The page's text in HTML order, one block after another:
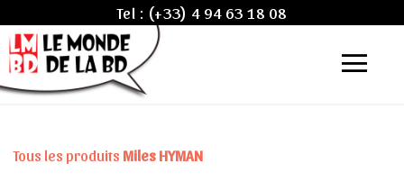
Tel : (+33) 4 94 63 18 08
Tous les produits Miles HYMAN